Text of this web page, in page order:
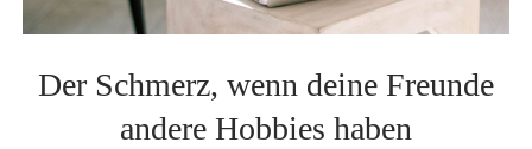
KONTAKT
menu
DATENSCHUTZERKLÄRUNG
PRIVATSPHÄRE-EINSTELLUNGEN ÄNDERN
instagrampinterest
Der Schmerz, wenn deine Freunde
andere Hobbies haben